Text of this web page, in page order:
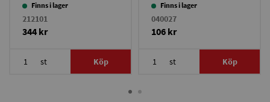
Finns i lager
212101
344 kr
st Köp
30/Bonus Light/TPK
Finns i lager
040027
106 kr
st Köp